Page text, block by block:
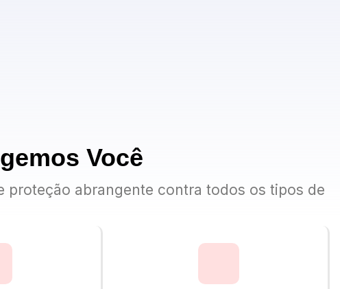
Você
proteção abrangente contra todos os tipos de